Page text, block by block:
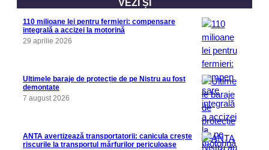
VEZI ȘI
110 milioane lei pentru fermieri: compensare
integrală a accizei la motorină
29 aprilie 2026
Ultimele baraje de protecție de pe Nistru au fost
demontate
7 august 2026
ANTA avertizează transportatorii: canicula crește
riscurile la transportul mărfurilor periculoase